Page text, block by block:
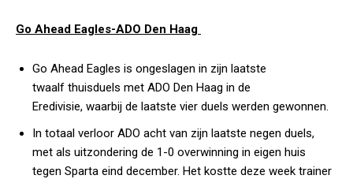
Go Ahead Eagles-ADO Den Haag
Go Ahead Eagles is ongeslagen in zijn laatste
twaalf thuisduels met ADO Den Haag in de
Eredivisie, waarbij de laatste vier duels werden gewonnen.
In totaal verloor ADO acht van zijn laatste negen duels,
met als uitzondering de 1-0 overwinning in eigen huis
tegen Sparta eind december. Het kostte deze week trainer